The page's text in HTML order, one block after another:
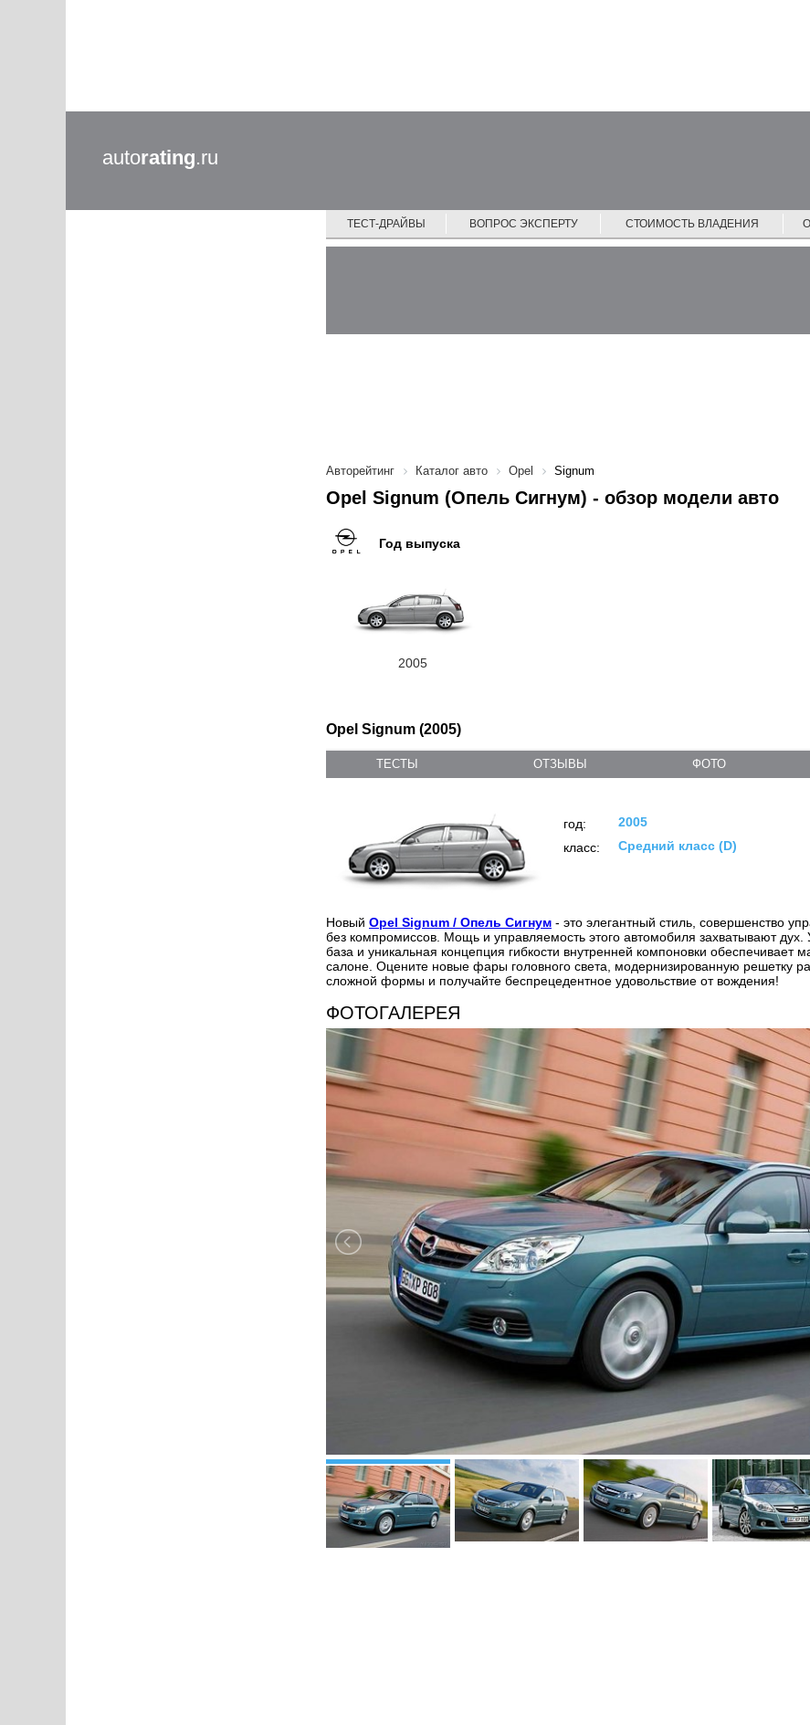
autorating.ru
ТЕСТ-ДРАЙВЫ ВОПРОС ЭКСПЕРТУ СТОИМОСТЬ ВЛАДЕНИЯ
Авторейтинг Каталог авто Opel Signum
Opel Signum (Опель Сигнум) - обзор модели авто
Год выпуска
2005
Opel Signum (2005)
ТЕСТЫ ОТЗЫВЫ ФОТО
год:
2005
класс:
Средний класс (D)
Новый Opel Signum / Опель Сигнум - это элегантный стиль, совершенство
без компромиссов. Мощь и управляемость этого автомобиля захватывают дух.
база и уникальная концепция гибкости внутренней компоновки обеспечивает
салоне. Оцените новые фары головного света, модернизированную решетку
сложной формы и получайте беспрецедентное удовольствие от вождения!
ФОТОГАЛЕРЕЯ